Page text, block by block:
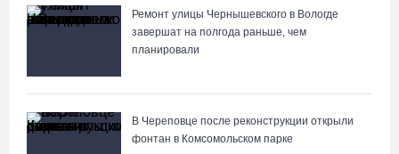
Ремонт улицы Чернышевского в Вологде
завершат на полгода раньше, чем
планировали
В Череповце после реконструкции открыли
фонтан в Комсомольском парке